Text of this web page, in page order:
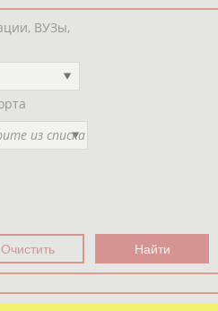
ВУЗы,
из списка